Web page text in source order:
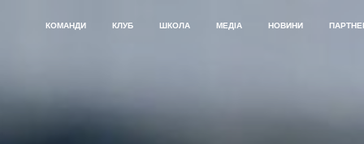
КОМАНДИ КЛУБ ШКОЛА МЕДІА НОВИНИ